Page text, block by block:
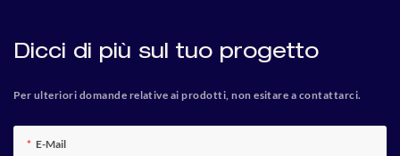
Printing Technology Co., Ltd
Shanghai Bestrand Printing
Technology Co., Ltd
Dicci di più sul tuo progetto
Per ulteriori domande relative ai prodotti, non esitare a contattarci.
E-Mail